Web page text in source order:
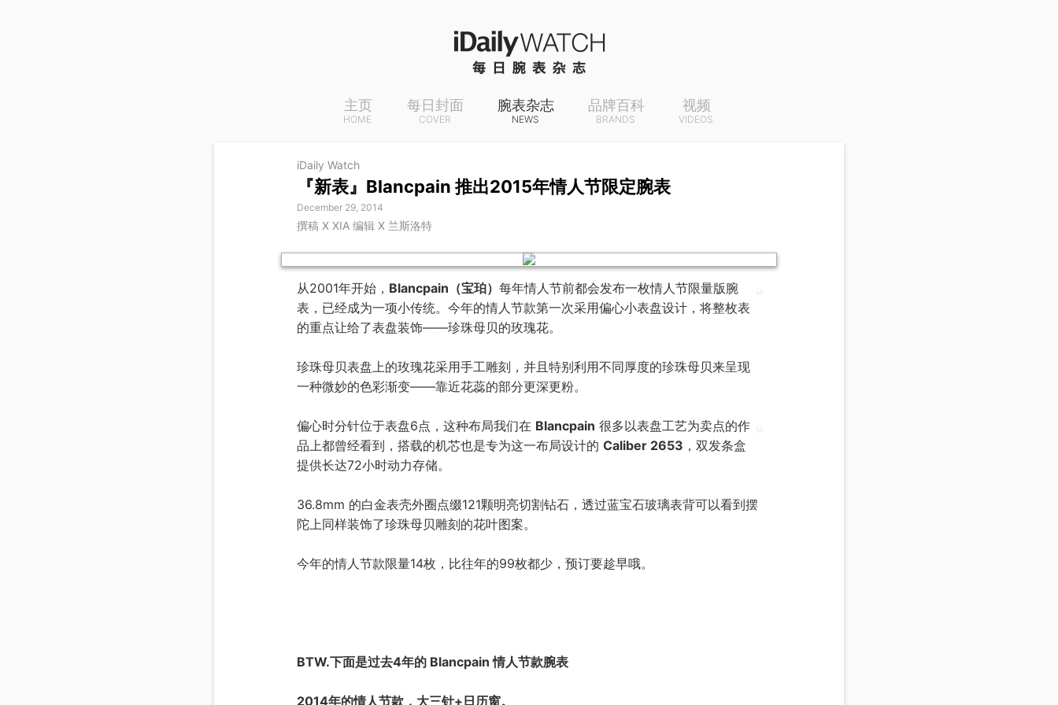
主页
HOME
每日封面
COVER
腕表杂志
NEWS
品牌百科
BRANDS
视频
VIDEOS
iDaily Watch
『新表』Blancpain 推出2015年情人节限定腕表
December 29, 2014
撰稿 X XIA 编辑 X 兰斯洛特
从2001年开始， Blancpain（宝珀） 每年情人节前都会发布一枚情人节限量版腕
表，已经成为一项小传统。今年的情人节款第一次采用偏心小表盘设计，将整枚表
的重点让给了表盘装饰——珍珠母贝的玫瑰花。
珍珠母贝表盘上的玫瑰花采用手工雕刻，并且特别利用不同厚度的珍珠母贝来呈现
一种微妙的色彩渐变——靠近花蕊的部分更深更粉。
偏心时分针位于表盘6点，这种布局我们在 Blancpain 很多以表盘工艺为卖点的作
品上都曾经看到，搭载的机芯也是专为这一布局设计的 Caliber 2653 ，双发条盒
提供长达72小时动力存储。
36.8mm 的白金表壳外圈点缀121颗明亮切割钻石，透过蓝宝石玻璃表背可以看到摆
陀上同样装饰了珍珠母贝雕刻的花叶图案。
今年的情人节款限量14枚，比往年的99枚都少，预订要趁早哦。
BTW.下面是过去4年的 Blancpain 情人节款腕表
2014年的情人节款，大三针+日历窗。